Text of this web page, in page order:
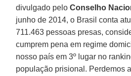
divulgado peloConselho
junho de 2014, o Brasil conta
711.463 pessoas presas,
cumprem pena em regime
nosso país em 3º lugar no
população prisional. Perdemos